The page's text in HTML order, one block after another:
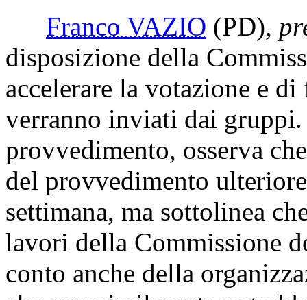
Franco VAZIO (PD),
disposizione della
accelerare la votazione e
verranno inviati dai
provvedimento, osserva
del provvedimento
settimana, ma sottolinea
lavori della Commissione
conto anche della